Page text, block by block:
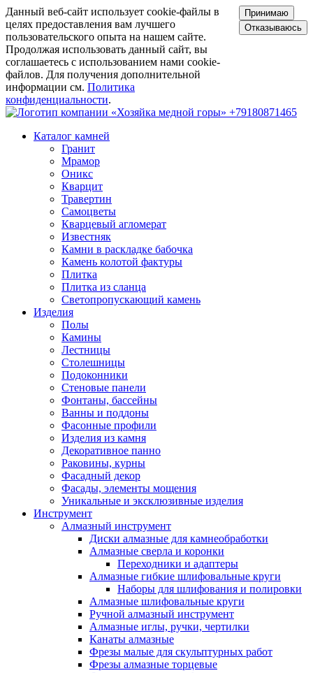
Данный веб-сайт использует cookie-файлы в
целях предоставления вам лучшего
пользовательского опыта на нашем сайте.
Продолжая использовать данный сайт, вы
соглашаетесь с использованием нами cookie-
файлов. Для получения дополнительной
информации см. Политика
конфиденциальности.
Принимаю
Отказываюсь
+79180871465
Каталог камней
Гранит
Мрамор
Оникс
Кварцит
Травертин
Самоцветы
Кварцевый агломерат
Известняк
Камни в раскладке бабочка
Камень колотой фактуры
Плитка
Плитка из сланца
Светопропускающий камень
Изделия
Полы
Камины
Лестницы
Столешницы
Подоконники
Стеновые панели
Фонтаны, бассейны
Ванны и поддоны
Фасонные профили
Изделия из камня
Декоративное панно
Раковины, курны
Фасадный декор
Фасады, элементы мощения
Уникальные и эксклюзивные изделия
Инструмент
Алмазный инструмент
Диски алмазные для камнеобработки
Алмазные сверла и коронки
Переходники и адаптеры
Алмазные гибкие шлифовальные круги
Наборы для шлифования и полировки
Алмазные шлифовальные круги
Ручной алмазный инструмент
Алмазные иглы, ручки, чертилки
Канаты алмазные
Фрезы малые для скульптурных работ
Фрезы алмазные торцевые